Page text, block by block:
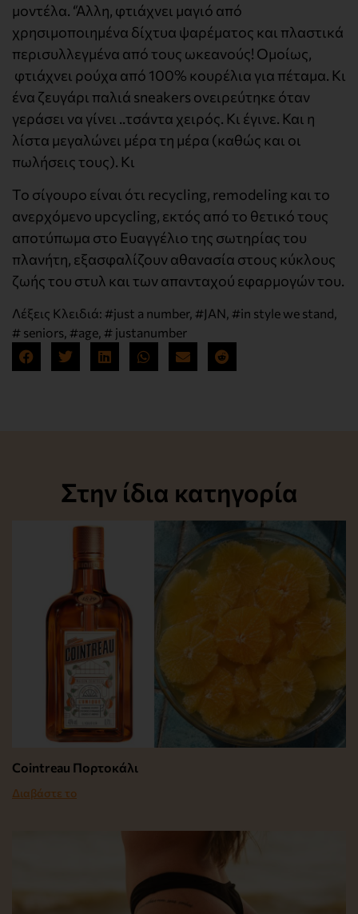
μοντέλα. ‘Άλλη, φτιάχνει μαγιό από
χρησιμοποιημένα δίχτυα ψαρέματος και πλαστικά
περισυλλεγμένα από τους ωκεανούς! Ομοίως,
φτιάχνει ρούχα από 100% κουρέλια για πέταμα. Κι
ένα ζευγάρι παλιά sneakers ονειρεύτηκε όταν
γεράσει να γίνει ..τσάντα χειρός. Κι έγινε. Και η
λίστα μεγαλώνει μέρα τη μέρα (καθώς και οι
πωλήσεις τους). Κι
Το σίγουρο είναι ότι recycling, remodeling και το
ανερχόμενο upcycling, εκτός από το θετικό τους
αποτύπωμα στο Ευαγγέλιο της σωτηρίας του
πλανήτη, εξασφαλίζουν αθανασία στους κύκλους
ζωής του στυλ και των απανταχού εφαρμογών του.
Λέξεις Κλειδιά: #just a number, #JAN #in style we stand
# seniors #age # justanumber
Στην ίδια κατηγορία
Cointreau Πορτοκάλι
Διαβάστε το